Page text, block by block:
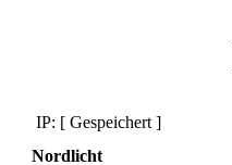
IP: [ Gespeichert ]
Nordlicht